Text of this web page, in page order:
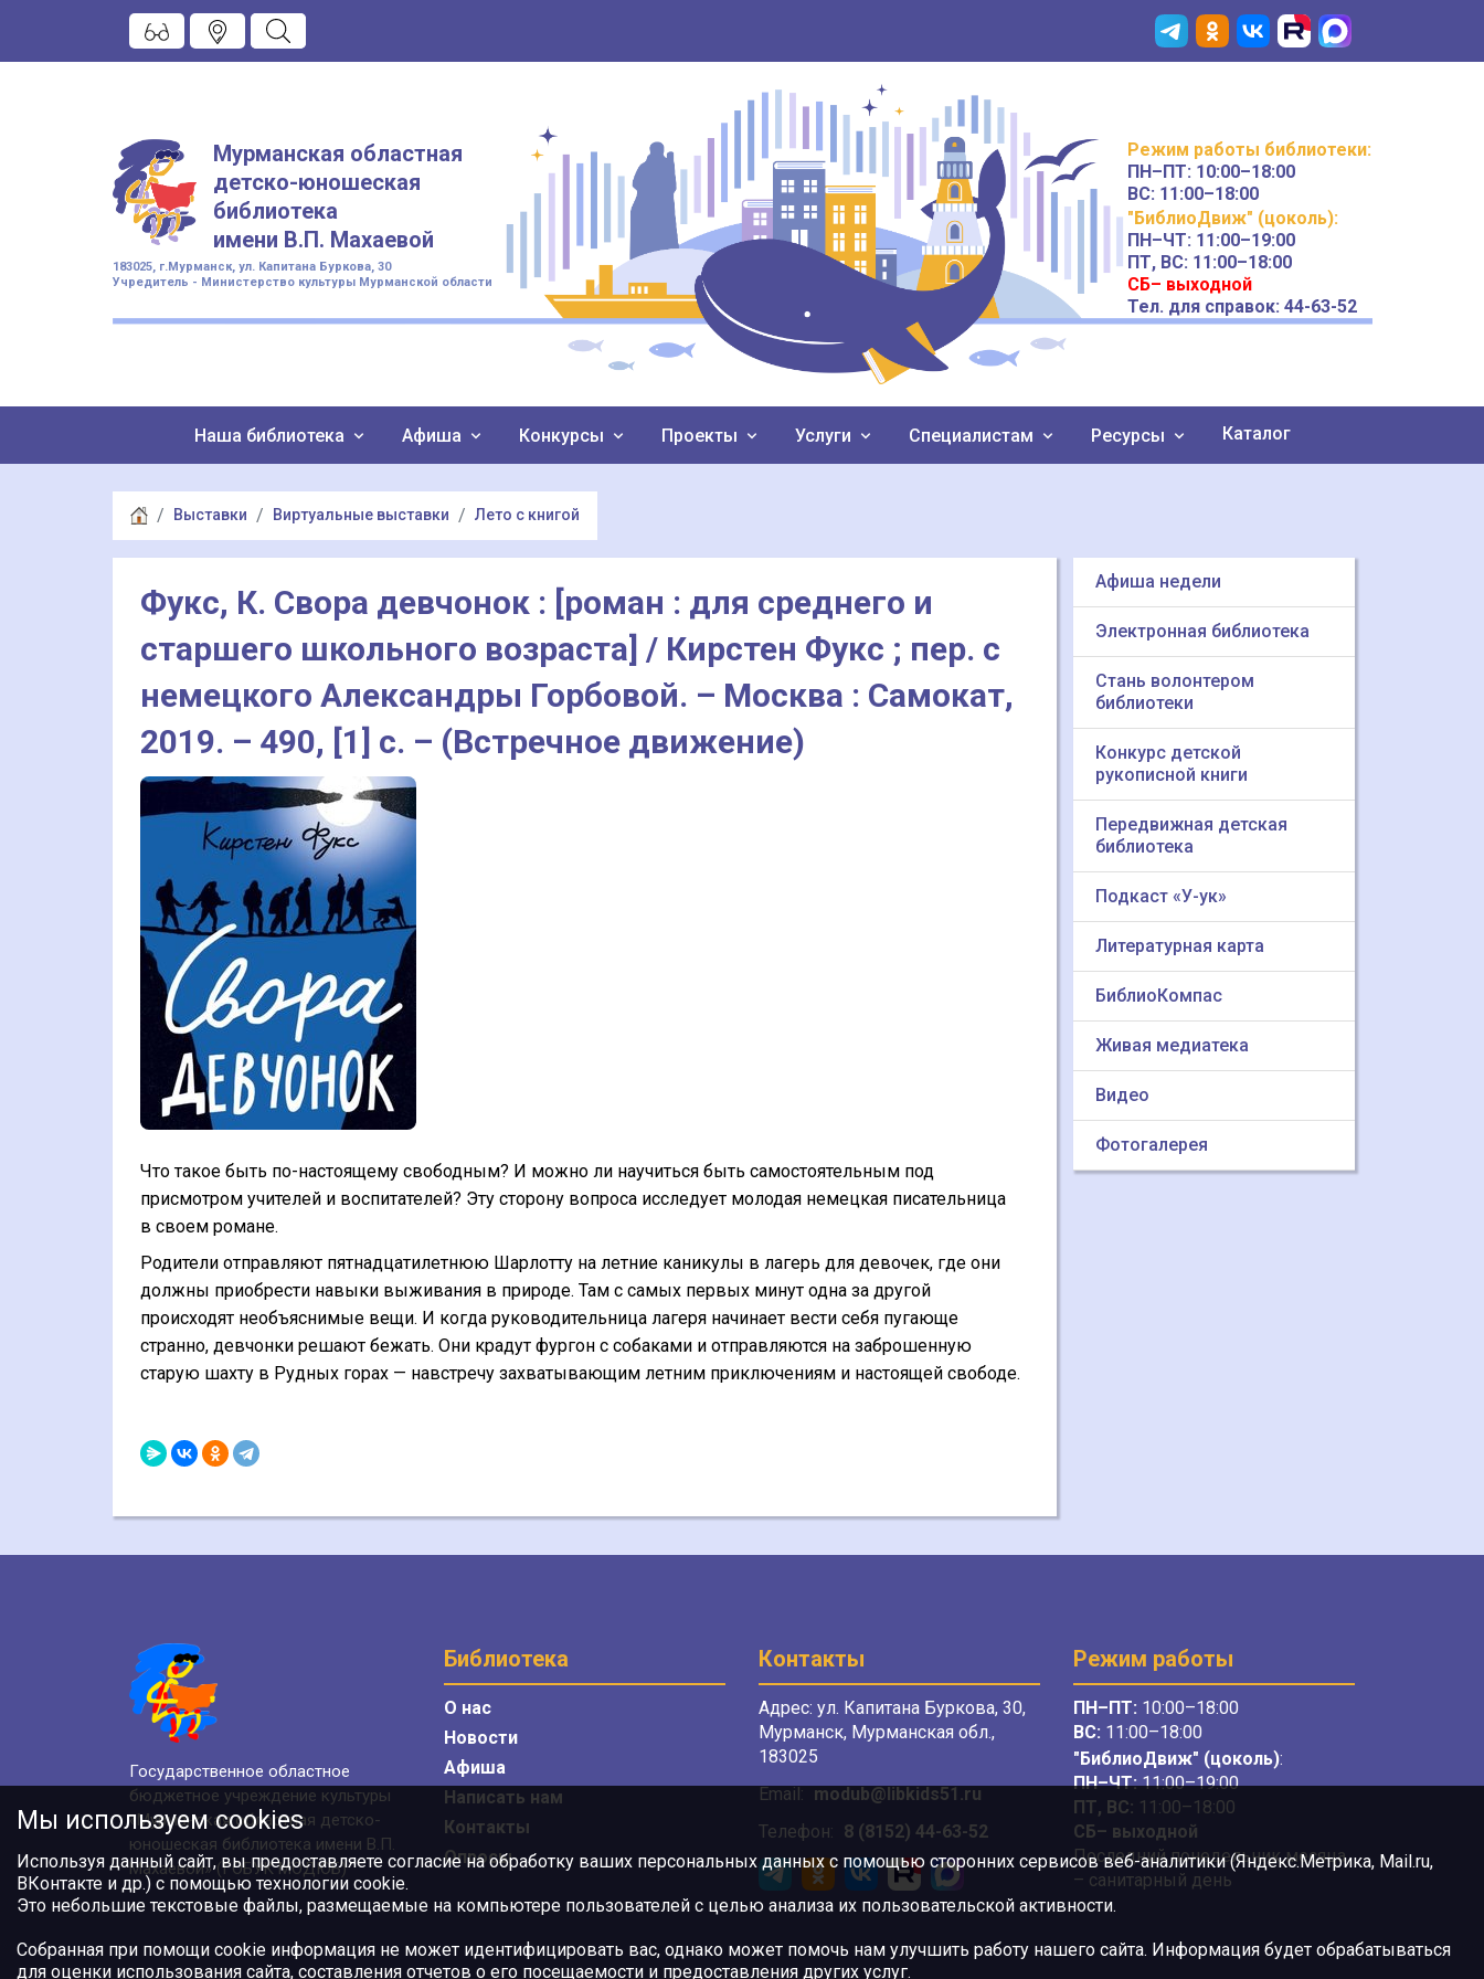
Мурманская областная
детско-юношеская
библиотека
имени В.П. Махаевой
183025, г.Мурманск, ул. Капитана Буркова, 30
Учредитель - Министерство культуры Мурманской области
Режим работы библиотеки:
ПН–ПТ: 10:00–18:00
ВС: 11:00–18:00
"БиблиоДвиж" (цоколь):
ПН–ЧТ: 11:00–19:00
ПТ, ВС: 11:00–18:00
СБ– выходной
Тел. для справок: 44-63-52
Наша библиотека Афиша Конкурсы Проекты Услуги Специалистам Ресурсы Каталог
Выставки Виртуальные выставки Лето с книгой
Фукс, К. Свора девчонок : [роман : для среднего и
старшего школьного возраста] / Кирстен Фукс ; пер. с
немецкого Александры Горбовой. – Москва : Самокат,
2019. – 490, [1] с. – (Встречное движение)
Что такое быть по-настоящему свободным? И можно ли научиться быть самостоятельным под
присмотром учителей и воспитателей? Эту сторону вопроса исследует молодая немецкая писательница
в своем романе.
Родители отправляют пятнадцатилетнюю Шарлотту на летние каникулы в лагерь для девочек, где они
должны приобрести навыки выживания в природе. Там с самых первых минут одна за другой
происходят необъяснимые вещи. И когда руководительница лагеря начинает вести себя пугающе
странно, девчонки решают бежать. Они крадут фургон с собаками и отправляются на заброшенную
старую шахту в Рудных горах — навстречу захватывающим летним приключениям и настоящей свободе.
Афиша недели
Электронная библиотека
Стань волонтером
библиотеки
Конкурс детской
рукописной книги
Передвижная детская
библиотека
Подкаст «У-ук»
Литературная карта
БиблиоКомпас
Живая медиатека
Видео
Фотогалерея
Государственное областное
бюджетное учреждение культуры
«Мурманская областная детско-
юношеская библиотека имени В.П.
Махаевой» (ГОБУК МОДЮБ)
Библиотека
О нас
Новости
Афиша
Написать нам
Контакты
Опросы
Контакты
Адрес: ул. Капитана Буркова, 30,
Мурманск, Мурманская обл.,
183025
Email: modub@libkids51.ru
Телефон: 8 (8152) 44-63-52
Режим работы
ПН–ПТ: 10:00–18:00
ВС: 11:00–18:00
"БиблиоДвиж" (цоколь):
ПН–ЧТ:11:00–19:00
ПТ, ВС: 11:00–18:00
СБ– выходной
Последний понедельник месяца
– санитарный день
Мы используем cookies
Используя данный сайт, вы предоставляете согласие на обработку ваших персональных данных с помощью сторонних сервисов веб-аналитики (Яндекс.Метрика, Mail.ru,
ВКонтакте и др.) с помощью технологии cookie.
Это небольшие текстовые файлы, размещаемые на компьютере пользователей с целью анализа их пользовательской активности.
Собранная при помощи cookie информация не может идентифицировать вас, однако может помочь нам улучшить работу нашего сайта. Информация будет обрабатываться
для оценки использования сайта, составления отчетов о его посещаемости и предоставления других услуг.